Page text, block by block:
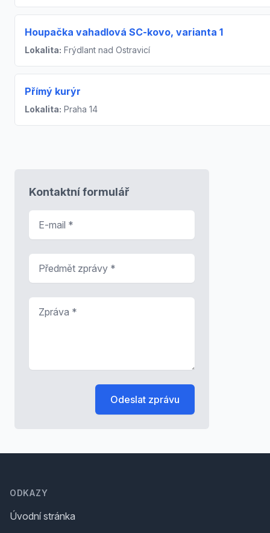
Houpačka vahadlová SC-kovo, varianta 1
Lokalita: Frýdlant nad Ostravicí
Přímý kurýr
Lokalita: Praha 14
Kontaktní formulář
Odeslat zprávu
ODKAZY
Úvodní stránka